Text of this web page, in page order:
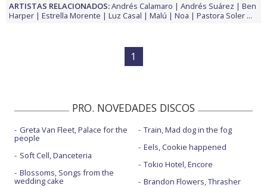
ARTISTAS RELACIONADOS:Andrés Calamaro Andrés Suárez
Ben
Harper
Estrella Morente Luz Casal Malú Noa Pastora Soler ...
1
PRO. NOVEDADES DISCOS
Greta Van Fleet, Palace for the
people
Soft Cell, Danceteria
Blossoms, Songs from the
wedding cake
Train, Mad dog in the fog
Eels, Cookie happened
Tokio Hotel, Encore
Brandon Flowers, Thrasher